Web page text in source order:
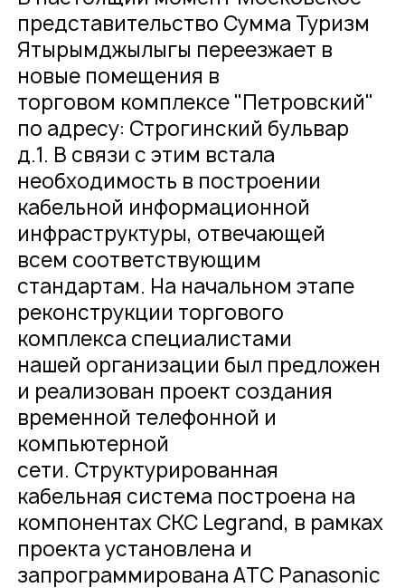
представительство Сумма Туризм
Ятырымджылыгы переезжает в
новые помещения в
торговом комплексе "Петровский"
по адресу: Строгинский бульвар
д.1. В связи с этим встала
необходимость в построении
кабельной информационной
инфраструктуры, отвечающей
всем соответствующим
стандартам. На начальном этапе
реконструкции торгового
комплекса специалистами
нашей организации был предложен
и реализован проект создания
временной телефонной и
компьютерной
сети. Структурированная
кабельная система построена на
компонентах СКС Legrand, в рамках
проекта установлена и
запрограммирована ATC Panasonic